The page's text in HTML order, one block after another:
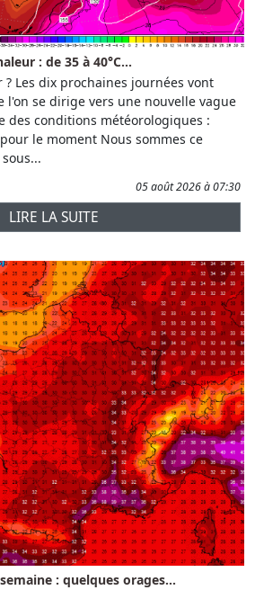
: de 35 à 40°C...
? Les dix prochaines journées vont
l'on se dirige vers une nouvelle vague
des conditions météorologiques :
le moment Nous sommes ce
05 août 2026 à 07:30
LIRE LA SUITE
: quelques orages...